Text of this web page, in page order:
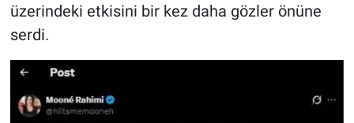
üzerindeki etkisini bir kez daha gözler önüne
serdi.